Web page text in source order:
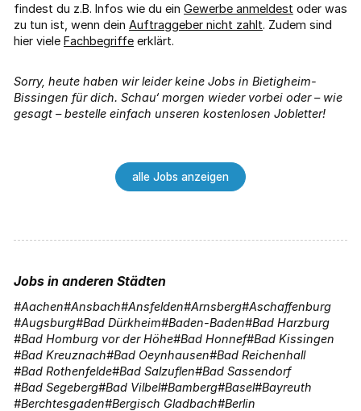
findest du z.B. Infos wie du ein Gewerbe anmeldest oder was
zu tun ist, wenn dein Auftraggeber nicht zahlt. Zudem sind
hier viele Fachbegriffe erklärt.
Sorry, heute haben wir leider keine Jobs in Bietigheim-
Bissingen für dich. Schau‘ morgen wieder vorbei oder – wie
gesagt – bestelle einfach unseren kostenlosen Jobletter!
alle Jobs anzeigen
Jobs in anderen Städten
Aachen Ansbach Ansfelden Arnsberg Aschaffenburg
Augsburg Bad Dürkheim Baden-Baden Bad Harzburg
Bad Homburg vor der Höhe Bad Honnef Bad Kissingen
Bad Kreuznach Bad Oeynhausen Bad Reichenhall
Bad Rothenfelde Bad Salzuflen Bad Sassendorf
Bad Segeberg Bad Vilbel Bamberg Basel Bayreuth
Berchtesgaden Bergisch Gladbach Berlin